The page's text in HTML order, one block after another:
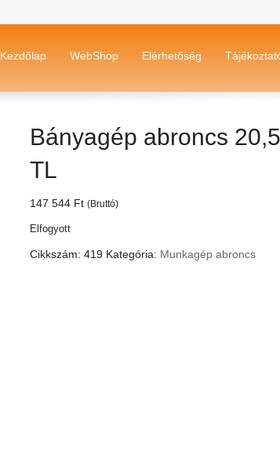
Kezdőlap WebShop Elérhetőség
Bányagép abroncs
TL
147 544 Ft (Bruttó)
Elfogyott
Cikkszám:419 Kategória: Munkagép abroncs